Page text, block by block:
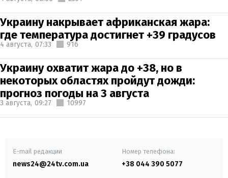
Украину накрывает африканская жара:
где температура достигнет +39 градусов
4 августа, 07:33 916
Украину охватит жара до +38, но в
некоторых областях пройдут дожди:
прогноз погоды на 3 августа
3 августа, 09:27 10997
E-mail редакции
news24@24tv.com.ua
Номер телефона:
+38 044 390 5077